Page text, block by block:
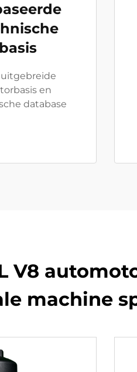
basis
uitgebreide
en
database
V8
machine